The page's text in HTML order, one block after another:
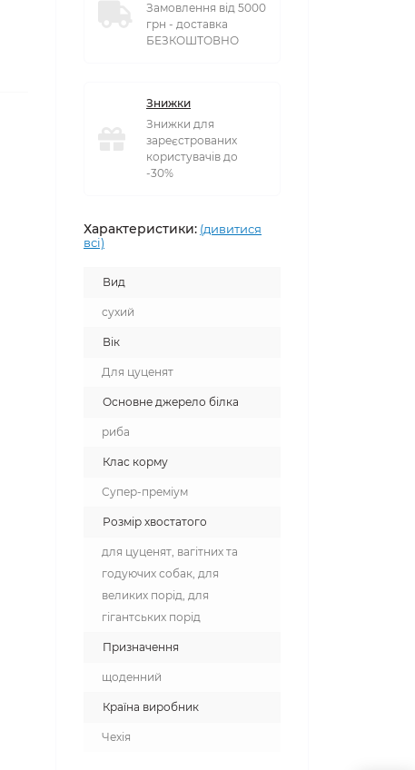
Замовлення від 5000
грн - доставка
БЕЗКОШТОВНО
Знижки
Знижки для
зареєстрованих
користувачів до
-30%
Характеристики: (дивитися
всі)
Вид
сухий
Вік
Для цуценят
Основне джерело білка
риба
Клас корму
Супер-преміум
Розмір хвостатого
для цуценят, вагітних та
годуючих собак, для
великих порід, для
гігантських порід
Призначення
щоденний
Країна виробник
Чехія